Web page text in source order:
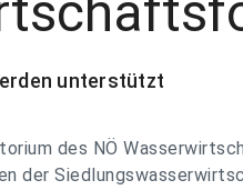
unterstützt
des NÖ
der